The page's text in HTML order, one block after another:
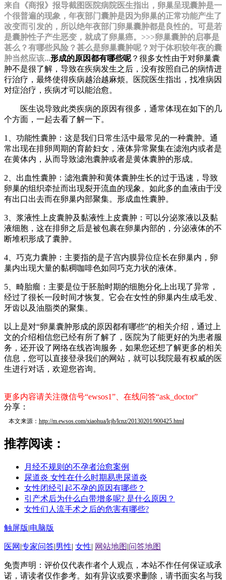
来自《商报》报导截图医院病院医生指出，卵巢呈现囊肿是一
个很普遍的现象，年夜部门囊肿是因为卵巢的正常功能产生了
改变而引发的，所以绝年夜部门卵巢囊肿都是良性的。可是若
是囊肿性子产生恶变，就成了卵巢癌。>>>卵巢囊肿的启事是
甚么？有哪些风险？甚么是卵巢囊肿呢？对于体积较年夜的囊
肿当然应该...形成的原因都有哪些呢？很多女性由于对卵巢囊
肿不是很了解，导致在疾病发生之后，没有按照自己的病情进
行治疗，最终使得疾病越治越麻烦。医院医生指出，找准病因
对症治疗，疾病才可以能治愈。
医生说导致此类疾病的原因有很多，通常体现在如下的几
个方面，一起去看了解一下。
1、功能性囊肿：这是我们日常生活中最常见的一种囊肿。通
常出现在排卵周期的育龄妇女，液体异常聚集在滤泡内或者是
在黄体内，从而导致滤泡囊肿或者是黄体囊肿的形成。
2、出血性囊肿：滤泡囊肿和黄体囊肿生长的过于迅速，导致
卵巢的组织牵扯而出现裂开流血的现象。如此多的血液由于没
有出口出去而在卵巢内部聚集。形成血性囊肿。
3、浆液性上皮囊肿及黏液性上皮囊肿：可以分泌浆液以及黏
液细胞，这在排卵之后是被包裹在卵巢内部的，分泌液体的不
断堆积形成了囊肿。
4、巧克力囊肿：主要指的是子宫内膜异位症长在卵巢内，卵
巢内出现大量的黏稠咖啡色如同巧克力状的液体。
5、畸胎瘤：主要是位于胚胎时期的细胞分化上出现了异常，
经过了很长一段时间才恢复。它会在女性的卵巢内生成毛发、
牙齿以及油脂类的聚集。
以上是对“卵巢囊肿形成的原因都有哪些”的相关介绍，通过上
文的介绍相信您已经有所了解了，医院为了能更好的为患者服
务，还开设了网络在线咨询服务，如果您还想了解更多的相关
信息，您可以直接登录我们的网站，就可以我院最有权威的医
生进行对话，欢迎您咨询。
更多内容请关注微信号“ewsos1”、在线问答“ask_doctor”
分享：
本文来源： http://m.ewsos.com/xiaohua/lcjb/lcnz/20130201/900425.html
推荐阅读：
月经不规则的不孕者治愈案例
尿道炎 女性在什么时期易患尿道炎
女性闭经引起不孕的原因有哪些？
引产术后为什么白带增多呢? 是什么原因？
女性们人流手术之后的危害有哪些?
触屏版|电脑版
医网 |专家问答|男性| 女性| 网站地图 |问答地图
免责声明：评价仅代表作者个人观点，本站不作任何保证或承
诺，请读者仅作参考。如有异议或要求删除，请书面实名与我